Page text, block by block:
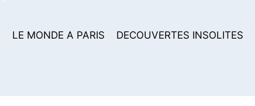
LE MONDE A PARIS DECOUVERTES INSOLITES